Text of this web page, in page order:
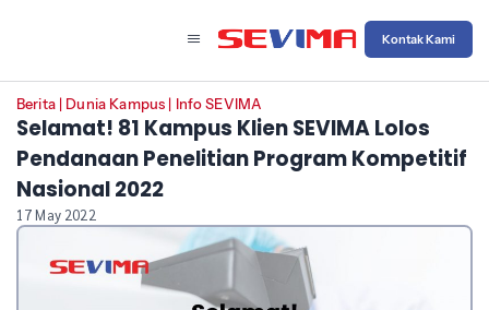
Kontak Kami
Berita| Dunia Kampus | Info SEVIMA
Selamat! 81 Kampus Klien SEVIMA Lolos
Pendanaan Penelitian Program Kompetitif
Nasional 2022
17 May 2022